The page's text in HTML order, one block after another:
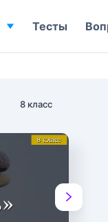
8 класс
Тесты